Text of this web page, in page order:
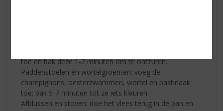
toe en bak deze 1-2 minuten om te ontzuren.
Paddenstoelen en wortelgroenten: voeg de
champignons, oesterzwammen, wortel en pastinaak
toe; bak 5-7 minuten tot ze iets kleuren.
Afblussen en stoven: doe het vlees terug in de pan en